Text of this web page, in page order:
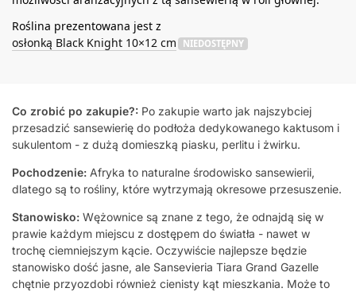
Roślina prezentowana jest z
osłonką Black Knight 10×12 cm
NIEDOSTĘPNY
Co zrobić po zakupie?: Po zakupie warto jak najszybciej
przesadzić sansewierię do podłoża dedykowanego kaktusom i
sukulentom - z dużą domieszką piasku, perlitu i żwirku.
Pochodzenie: Afryka to naturalne środowisko sansewierii,
dlatego są to rośliny, które wytrzymają okresowe przesuszenie.
Stanowisko: Wężownice są znane z tego, że odnajdą się w
prawie każdym miejscu z dostępem do światła - nawet w
trochę ciemniejszym kącie. Oczywiście najlepsze będzie
stanowisko dość jasne, ale Sansevieria Tiara Grand Gazelle
chętnie przyozdobi również cienisty kąt mieszkania. Może to